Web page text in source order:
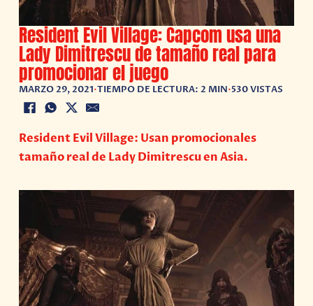
Resident Evil Village: Capcom usa una
Lady Dimitrescu de tamaño real para
promocionar el juego
MARZO 29, 2021•TIEMPO DE LECTURA: 2 MIN•530 VISTAS
Resident Evil Village: Usan promocionales
tamaño real de Lady Dimitrescu en Asia.